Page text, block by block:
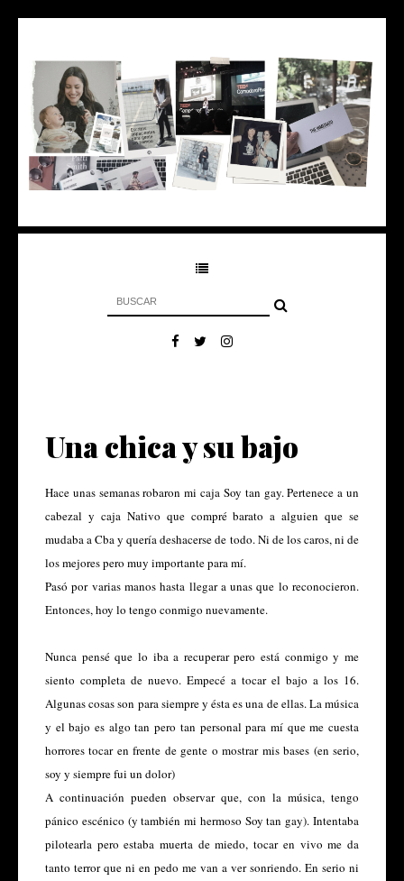
Una chica y su bajo
Hace unas semanas robaron mi caja Soy tan gay. Pertenece a un
cabezal y caja Nativo que compré barato a alguien que se
mudaba a Cba y quería deshacerse de todo. Ni de los caros, ni de
los mejores pero muy importante para mí.
Pasó por varias manos hasta llegar a unas que lo reconocieron.
Entonces, hoy lo tengo conmigo nuevamente.
Nunca pensé que lo iba a recuperar pero está conmigo y me
siento completa de nuevo. Empecé a tocar el bajo a los 16.
Algunas cosas son para siempre y ésta es una de ellas. La música
y el bajo es algo tan pero tan personal para mí que me cuesta
horrores tocar en frente de gente o mostrar mis bases (en serio,
soy y siempre fui un dolor)
A continuación pueden observar que, con la música, tengo
pánico escénico (y también mi hermoso Soy tan gay). Intentaba
pilotearla pero estaba muerta de miedo, tocar en vivo me da
tanto terror que ni en pedo me van a ver sonriendo. En serio ni